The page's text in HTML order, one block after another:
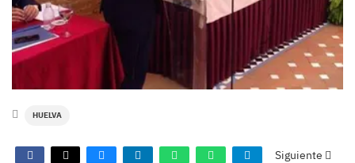
HUELVA
Siguiente